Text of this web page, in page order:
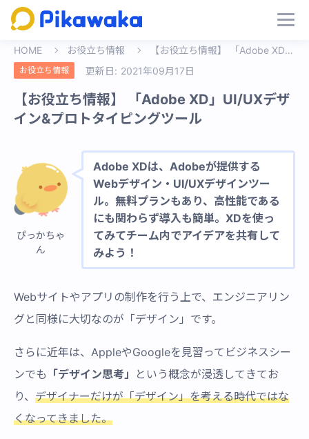
HOME お役立ち情報 【お役立ち情報】 「Adobe XD」UI/UXデザイン&プロトタイピングツール
お役立ち情報 更新日: 2021年09月17日
【お役立ち情報】 「Adobe XD」UI/UXデザ
イン&プロトタイピングツール
ぴっかちゃ
ん
Adobe XDは、Adobeが提供する
Webデザイン・UI/UXデザインツー
ル。無料プランもあり、高性能である
にも関わらず導入も簡単。XDを使っ
てみてチーム内でアイデアを共有して
みよう！
Webサイトやアプリの制作を行う上で、エンジニアリン
グと同様に大切なのが「デザイン」です。
さらに近年は、AppleやGoogleを見習ってビジネスシー
ンでも 「デザイン思考」
という概念が浸透してきてお
り、 デザイナーだけが「デザイン」を考える時代ではな
くなってきました。